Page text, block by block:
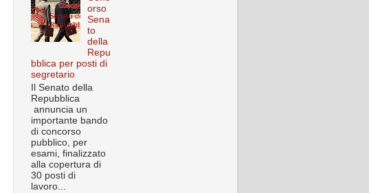
orso
Sena
to
della
Repu
bblica per posti di
segretario
Il Senato della
Repubblica
annuncia un
importante bando
di concorso
pubblico, per
esami, finalizzato
alla copertura di
30 posti di
lavoro...